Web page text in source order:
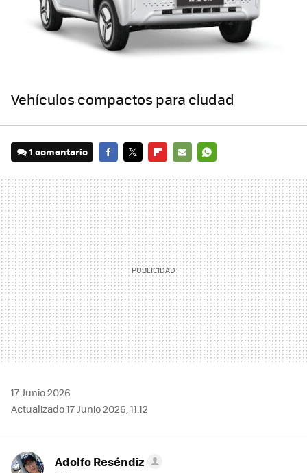
Vehículos compactos para ciudad
1 comentario
MAIL
17 Junio 2026
Actualizado 17 Junio 2026, 11:12
Adolfo Reséndiz